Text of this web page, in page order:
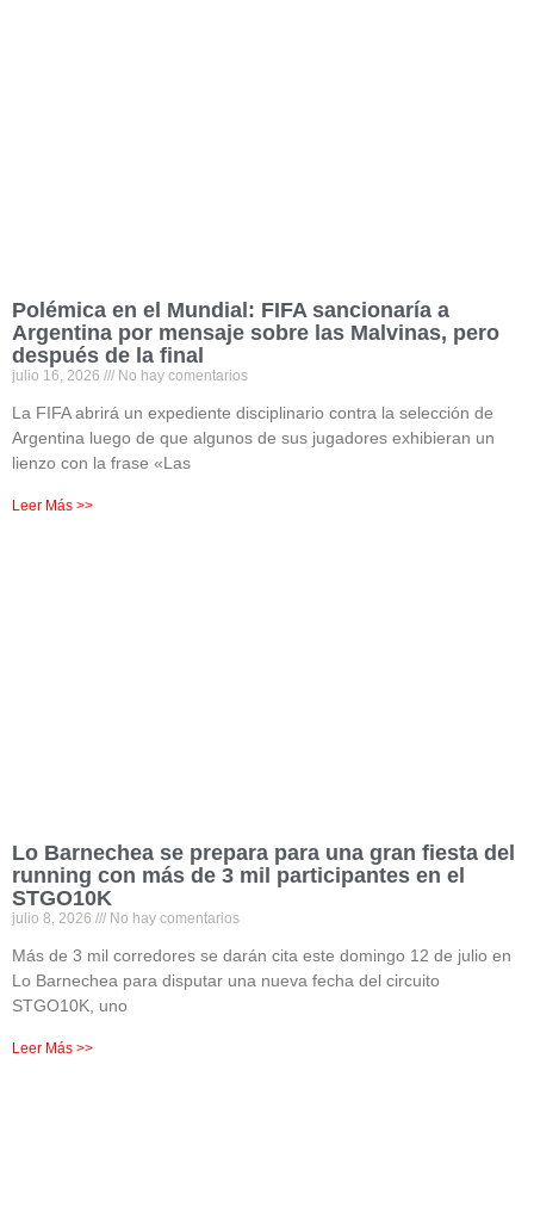
Polémica en el Mundial: FIFA sancionaría a
Argentina por mensaje sobre las Malvinas, pero
después de la final
julio 16, 2026 No hay comentarios
La FIFA abrirá un expediente disciplinario contra la selección de
Argentina luego de que algunos de sus jugadores exhibieran un
lienzo con la frase «Las
Leer Más >>
Lo Barnechea se prepara para una gran fiesta del
running con más de 3 mil participantes en el
STGO10K
julio 8, 2026 No hay comentarios
Más de 3 mil corredores se darán cita este domingo 12 de julio en
Lo Barnechea para disputar una nueva fecha del circuito
STGO10K, uno
Leer Más >>